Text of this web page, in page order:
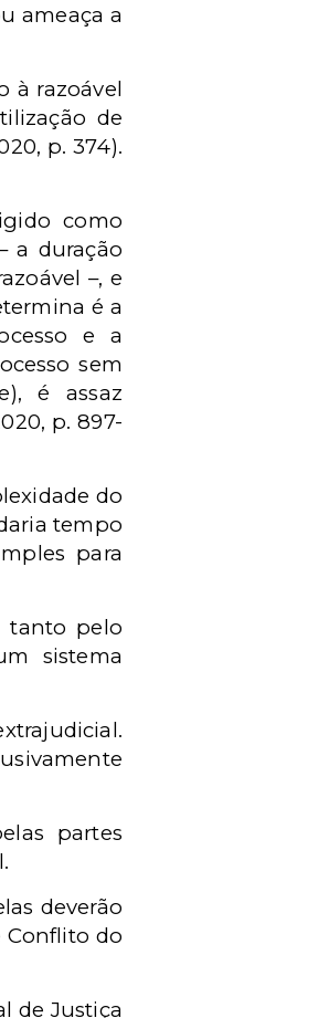
ameaça a
à razoável
de
p. 374).
como
a duração
–, e
é a
e a
sem
é assaz
p. 897-
do
tempo
para
tanto pelo
sistema
partes
deverão
Conflito do
de Justiça